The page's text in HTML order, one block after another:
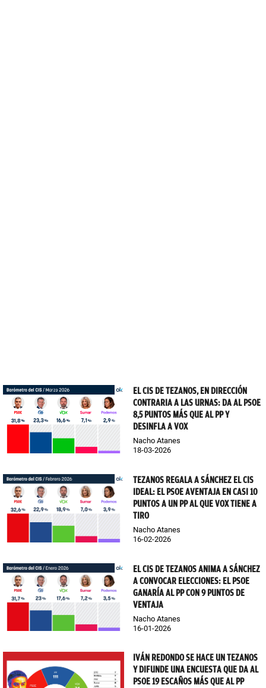
EL CIS DE TEZANOS, EN DIRECCIÓN
CONTRARIA A LAS URNAS: DA AL PSOE
8,5 PUNTOS MÁS QUE AL PP Y
DESINFLA A VOX
Nacho Atanes
18-03-2026
TEZANOS REGALA A SÁNCHEZ EL CIS
IDEAL: EL PSOE AVENTAJA EN CASI 10
PUNTOS A UN PP AL QUE VOX TIENE A
TIRO
Nacho Atanes
16-02-2026
EL CIS DE TEZANOS ANIMA A SÁNCHEZ
A CONVOCAR ELECCIONES: EL PSOE
GANARÍA AL PP CON 9 PUNTOS DE
VENTAJA
Nacho Atanes
16-01-2026
IVÁN REDONDO SE HACE UN TEZANOS
Y DIFUNDE UNA ENCUESTA QUE DA AL
PSOE 19 ESCAÑOS MÁS QUE AL PP